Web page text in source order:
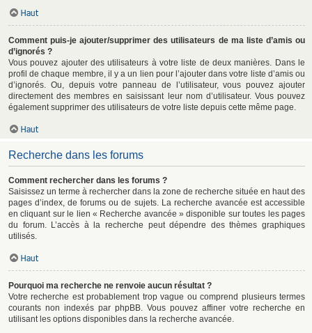
Haut
Comment puis-je ajouter/supprimer des utilisateurs de ma liste d’amis ou
d’ignorés ?
Vous pouvez ajouter des utilisateurs à votre liste de deux manières. Dans le
profil de chaque membre, il y a un lien pour l’ajouter dans votre liste d’amis ou
d’ignorés. Ou, depuis votre panneau de l’utilisateur, vous pouvez ajouter
directement des membres en saisissant leur nom d’utilisateur. Vous pouvez
également supprimer des utilisateurs de votre liste depuis cette même page.
Haut
Recherche dans les forums
Comment rechercher dans les forums ?
Saisissez un terme à rechercher dans la zone de recherche située en haut des
pages d’index, de forums ou de sujets. La recherche avancée est accessible
en cliquant sur le lien « Recherche avancée » disponible sur toutes les pages
du forum. L’accès à la recherche peut dépendre des thèmes graphiques
utilisés.
Haut
Pourquoi ma recherche ne renvoie aucun résultat ?
Votre recherche est probablement trop vague ou comprend plusieurs termes
courants non indexés par phpBB. Vous pouvez affiner votre recherche en
utilisant les options disponibles dans la recherche avancée.